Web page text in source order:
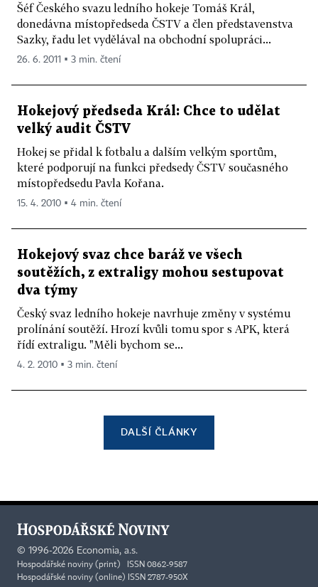
Šéf Českého svazu ledního hokeje Tomáš Král,
donedávna místopředseda ČSTV a člen představenstva
Sazky, řadu let vydělával na obchodní spolupráci...
26. 6. 2011 ▪ 3 min. čtení
Hokejový předseda Král: Chce to udělat
velký audit ČSTV
Hokej se přidal k fotbalu a dalším velkým sportům,
které podporují na funkci předsedy ČSTV současného
místopředsedu Pavla Kořana.
15. 4. 2010 ▪ 4 min. čtení
Hokejový svaz chce baráž ve všech
soutěžích, z extraligy mohou sestupovat
dva týmy
Český svaz ledního hokeje navrhuje změny v systému
prolínání soutěží. Hrozí kvůli tomu spor s APK, která
řídí extraligu. "Měli bychom se...
4. 2. 2010 ▪ 3 min. čtení
DALŠÍ ČLÁNKY
© 1996-2026 Economia, a.s.
Hospodářské noviny (print) ISSN 0862-9587
Hospodářské noviny (online) ISSN 2787-950X